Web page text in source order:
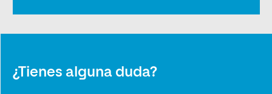
¿Tienes alguna duda?